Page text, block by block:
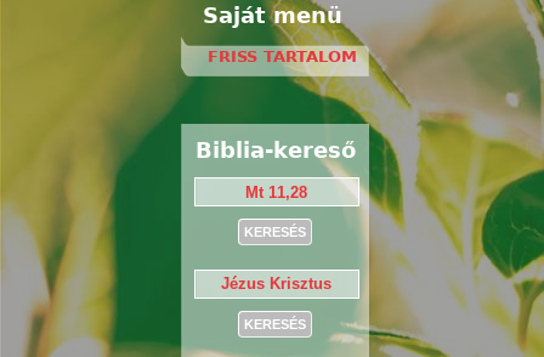
Saját menü
FRISS TARTALOM
Biblia-kereső